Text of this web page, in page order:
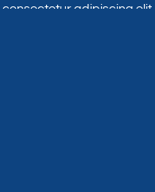
consectetur adipiscing elit,